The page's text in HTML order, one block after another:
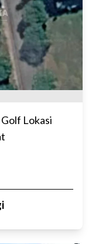
Lokasi